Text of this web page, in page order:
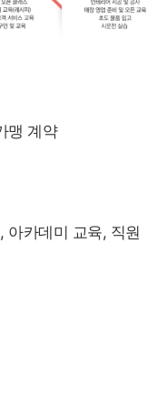
맹 계약
아카데미 교육, 직원